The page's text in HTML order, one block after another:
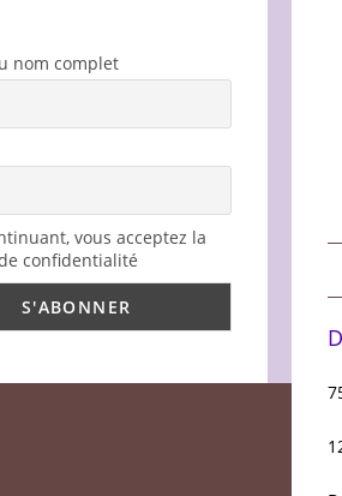
nom complet
vous acceptez la
confidentialité